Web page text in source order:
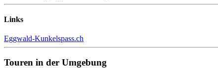
Links
Eggwald-Kunkelspass.ch
Touren in der Umgebung